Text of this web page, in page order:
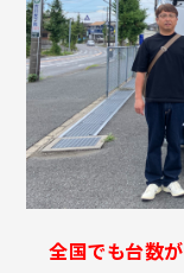
全国でも台数が